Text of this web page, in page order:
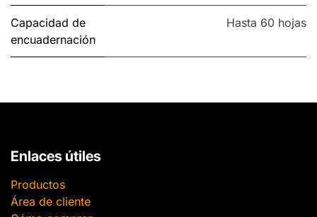
Capacidad de
encuadernación
Hasta 60 hojas
Enlaces útiles
Productos
Área de cliente